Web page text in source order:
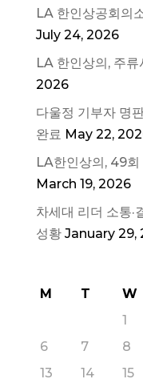
LA 한인상공회의
July 24, 2026
LA 한인상의, 주
2026
다울정 기부자 명
완료 May 22,
LA한인상의, 49회
March 19, 2026
차세대 리더 소통
성황 January 29,
M T W
1
6
7 8
13
14 15